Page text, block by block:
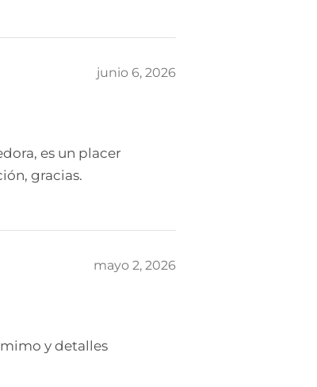
junio 6, 2026
es un placer
gracias.
mayo 2, 2026
y detalles